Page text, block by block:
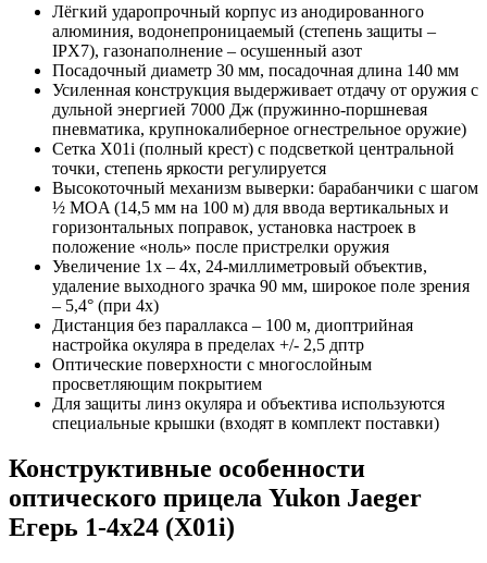
Лёгкий ударопрочный корпус из анодированного
алюминия, водонепроницаемый (степень защиты –
IPX7), газонаполнение – осушенный азот
Посадочный диаметр 30 мм, посадочная длина 140 мм
Усиленная конструкция выдерживает отдачу от оружия с
дульной энергией 7000 Дж (пружинно-поршневая
пневматика, крупнокалиберное огнестрельное оружие)
Сетка X01i (полный крест) с подсветкой центральной
точки, степень яркости регулируется
Высокоточный механизм выверки: барабанчики с шагом
½ MOA (14,5 мм на 100 м) для ввода вертикальных и
горизонтальных поправок, установка настроек в
положение «ноль» после пристрелки оружия
Увеличение 1х – 4х, 24-миллиметровый объектив,
удаление выходного зрачка 90 мм, широкое поле зрения
– 5,4° (при 4х)
Дистанция без параллакса – 100 м, диоптрийная
настройка окуляра в пределах +/- 2,5 дптр
Оптические поверхности с многослойным
просветляющим покрытием
Для защиты линз окуляра и объектива используются
специальные крышки (входят в комплект поставки)
Конструктивные особенности
оптического прицела Yukon Jaeger
Егерь 1-4x24 (X01i)